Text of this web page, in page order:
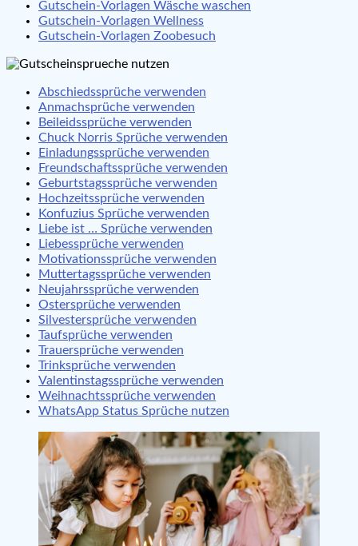
Gutschein-Vorlagen Wäsche waschen
Gutschein-Vorlagen Wellness
Gutschein-Vorlagen Zoobesuch
Abschiedssprüche verwenden
Anmachsprüche verwenden
Beileidssprüche verwenden
Chuck Norris Sprüche verwenden
Einladungssprüche verwenden
Freundschaftssprüche verwenden
Geburtstagssprüche verwenden
Hochzeitssprüche verwenden
Konfuzius Sprüche verwenden
Liebe ist … Sprüche verwenden
Liebessprüche verwenden
Motivationssprüche verwenden
Muttertagssprüche verwenden
Neujahrssprüche verwenden
Ostersprüche verwenden
Silvestersprüche verwenden
Taufsprüche verwenden
Trauersprüche verwenden
Trinksprüche verwenden
Valentinstagssprüche verwenden
Weihnachtssprüche verwenden
WhatsApp Status Sprüche nutzen